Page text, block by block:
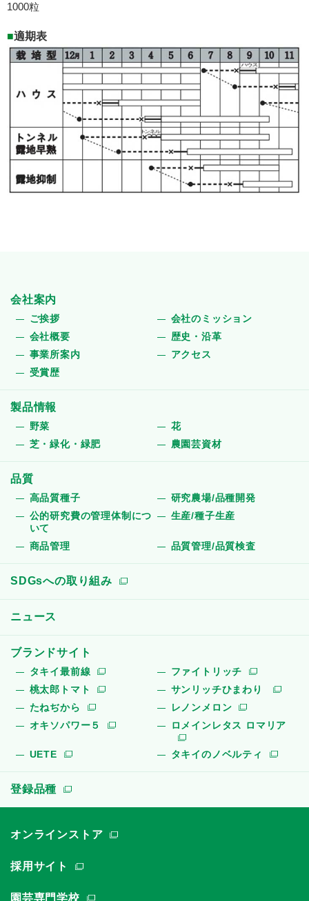
1000粒
■適期表
会社案内
ご挨拶
会社のミッション
会社概要
歴史・沿革
事業所案内
アクセス
受賞歴
製品情報
野菜
花
芝・緑化・緑肥
農園芸資材
品質
高品質種子
研究農場/品種開発
公的研究費の管理体制につ
いて
生産/種子生産
商品管理 品質管理/品質検査
SDGsへの取り組み
ニュース
ブランドサイト
タキイ最前線
ファイトリッチ
桃太郎トマト
サンリッチひまわり
たねぢから
レノンメロン
オキソパワー５
ロメインレタス ロマリア
UETE タキイのノベルティ
登録品種
オンラインストア
採用サイト
園芸専門学校